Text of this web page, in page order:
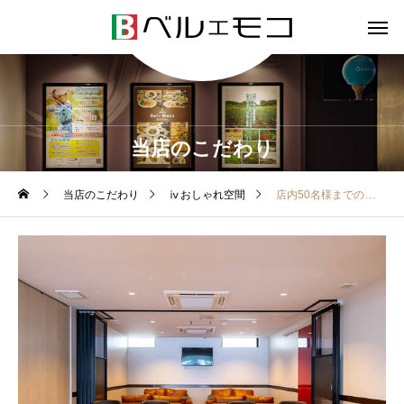
当店のこだわり
当店のこだわり ⅳおしゃれ空間 店内50名様までのパーティールーム